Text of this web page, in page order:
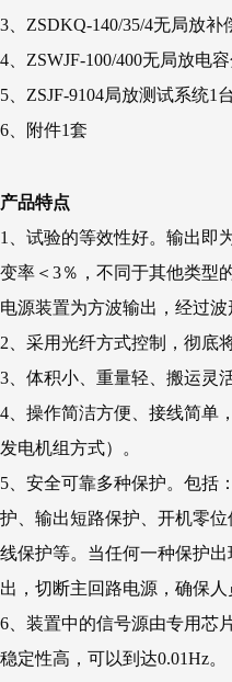
3、ZSDKQ-140/35/4无局放补
4、ZSWJF-100/400无局放电
5、ZSJF-9104局放测试系统1台
6、附件1套
产品特点
1、试验的等效性好。输出即
变率＜3％，不同于其他类型
电源装置为方波输出，经过波
2、采用光纤方式控制，彻底
3、体积小、重量轻、搬运灵
4、操作简洁方便、接线简单
发电机组方式）。
5、安全可靠多种保护。包括
护、输出短路保护、开机零
线保护等。当任何一种保护
出，切断主回路电源，确保人
6、装置中的信号源由专用芯
稳定性高，可以到达0.01Hz。